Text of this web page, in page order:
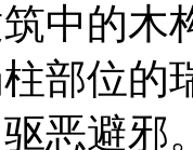
中的木
部位的
恶避邪